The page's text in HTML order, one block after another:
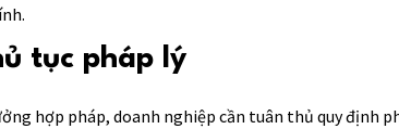
tục pháp lý
hợp pháp, doanh nghiệp cần tuân thủ quy định